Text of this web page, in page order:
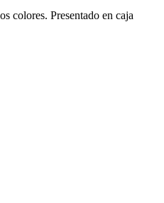
colores. Presentado en caja